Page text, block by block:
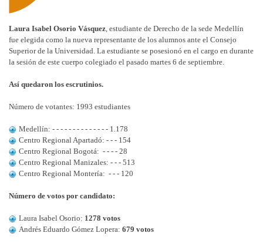
Laura Isabel Osorio Vásquez , estudiante de Derecho de la sede Medellín
fue elegida como la nueva representante de los alumnos ante el Consejo
Superior de la Universidad. La estudiante se posesionó en el cargo en durante
la sesión de este cuerpo colegiado el pasado martes 6 de septiembre.
Así quedaron los escrutinios.
Número de votantes: 1993 estudiantes
Medellín: - - - - - - - - - - - - - - 1.178
Centro Regional Apartadó: - - - 154
Centro Regional Bogotá: - - - - 28
Centro Regional Manizales: - - - 513
Centro Regional Montería: - - - 120
Número de votos por candidato:
Laura Isabel Osorio: 1278 votos
Andrés Eduardo Gómez Lopera: 679 votos